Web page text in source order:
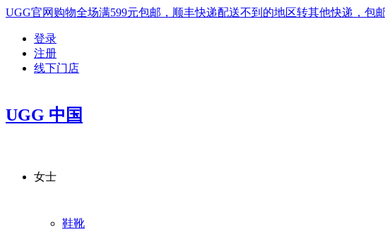
UGG官网购物全场满599元包邮，顺丰快递配送不到的地区转其他快递，包
登录
注册
线下门店
UGG 中国
女士
鞋靴